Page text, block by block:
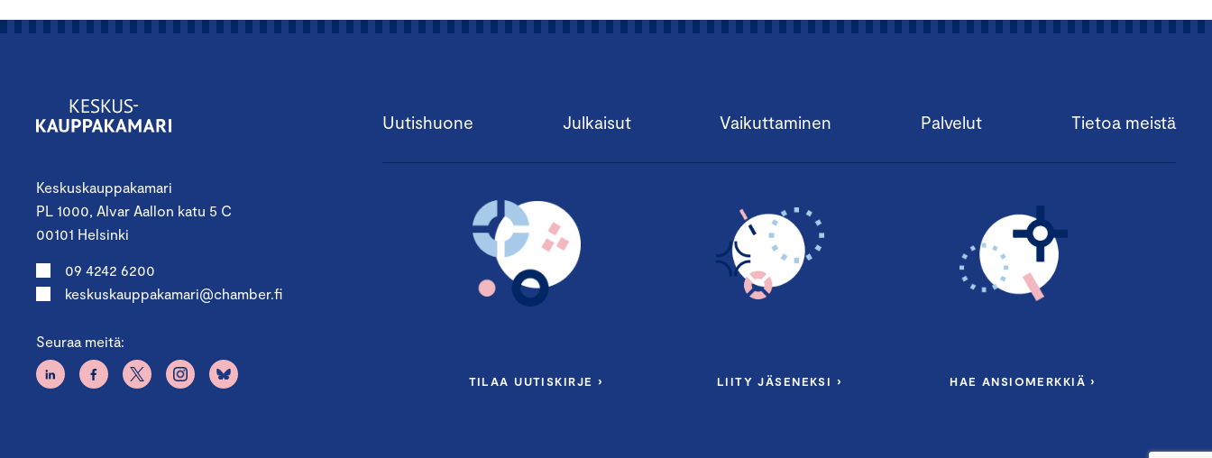
Keskuskauppakamari
PL 1000, Alvar Aallon katu 5 C
00101 Helsinki
09 4242 6200
keskuskauppakamari@chamber.fi
Seuraa meitä:
Uutishuone Julkaisut Vaikuttaminen Palvelut Tietoa meistä
TILAA UUTISKIRJE › LIITY JÄSENEKSI › HAE ANSIOMERKKIÄ ›